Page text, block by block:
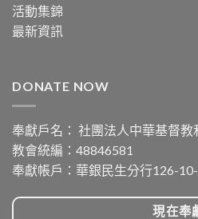
活動集錦
最新資訊
DONATE NOW
奉獻戶名： 社團法人中華基督
教會統編：48846581
奉獻帳戶：華銀民生分行126-
現在奉